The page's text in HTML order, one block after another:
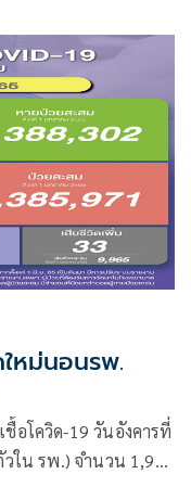
หม่นอนรพ.
ใน รพ.) จำนวน 1,955